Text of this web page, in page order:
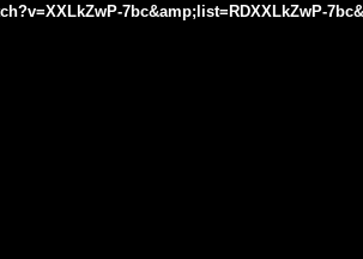
7bc&amp;list=RDXXLkZwP-